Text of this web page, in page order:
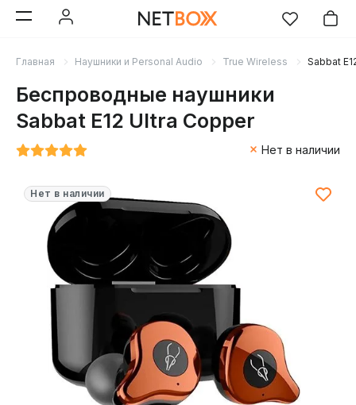
Главная Наушники и Personal Audio True Wireless Sabbat
Беспроводные наушники
Sabbat E12 Ultra Copper
Нет в наличии
Нет в наличии